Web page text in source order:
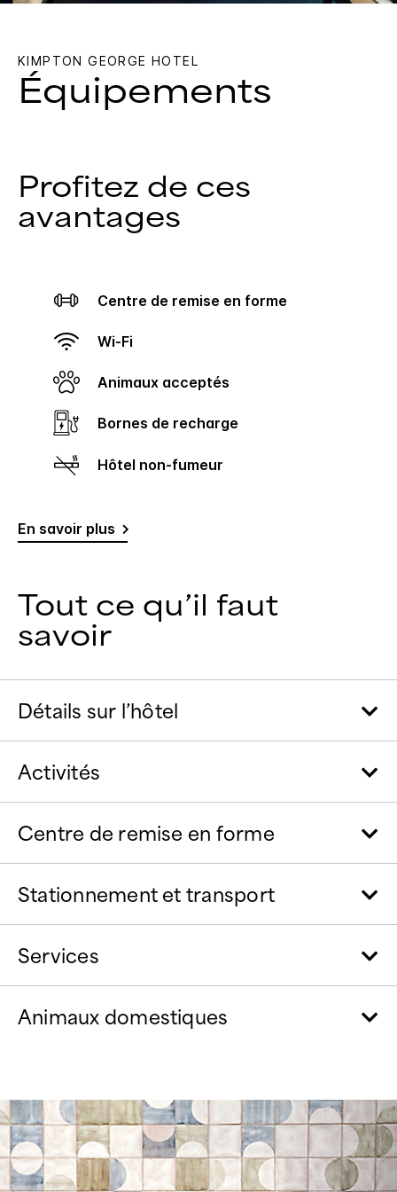
KIMPTON GEORGE HOTEL
Équipements
Profitez de ces
avantages
Centre de remise en forme
Wi-Fi
Animaux acceptés
Bornes de recharge
Hôtel non-fumeur
En savoir plus
Tout ce qu’il faut
savoir
Détails sur l’hôtel
Activités
Centre de remise en forme
Stationnement et transport
Services
Animaux domestiques